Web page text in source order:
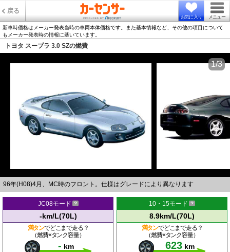
戻る
お気に入り メニュー
新車時価格はメーカー発表当時の車両本体価格です。また基本情報など、その他の項目について
もメーカー発表時の情報に基いています。
トヨタ スープラ 3.0 SZの燃費
96年(H08)4月、MC時のフロント。仕様はグレードにより異なります
1/3
JC08モード
-km/L(70L)
満タンでどこまで走る？
（燃費×タンク容量）
- km
10・15モード
8.9km/L(70L)
満タンでどこまで走る？
（燃費×タンク容量）
623 km